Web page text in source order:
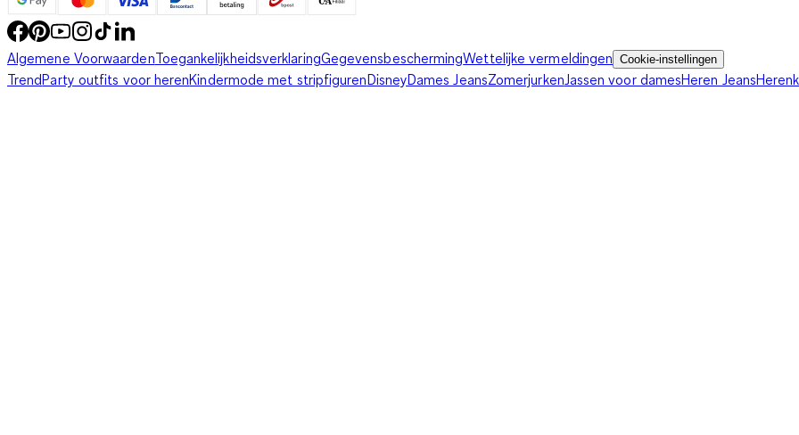
Algemene VoorwaardenToegankelijkheidsverklaringGegevensbeschermingWettelijke vermeldingen Cookie-instellingen
TrendParty outfits voor herenKindermode met stripfigurenDisneyDames JeansZomerjurkenJassen voor damesHeren Jeans